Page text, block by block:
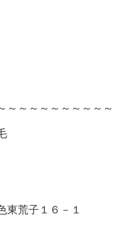
～～～～～～～～～～
東荒子１６－１